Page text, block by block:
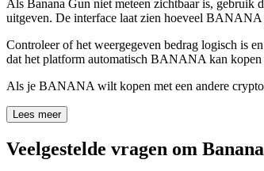
Als Banana Gun niet meteen zichtbaar is,
uitgeven. De interface laat zien hoeveel BANANA
Controleer of het weergegeven bedrag logisch is
dat het platform automatisch BANANA kan
Als je BANANA wilt kopen met een andere
Lees meer
Veelgestelde vragen om